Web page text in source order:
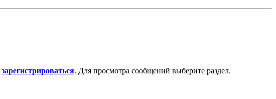
зарегистрироваться. Для просмотра сообщений выберите раздел.